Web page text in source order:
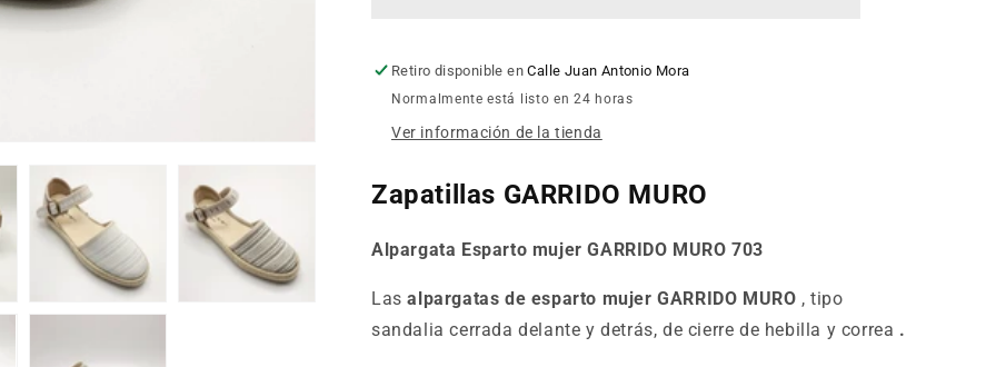
Retiro disponible enCalle Juan Antonio Mora
Normalmente está listo en 24 horas
Ver información de la tienda
Zapatillas GARRIDO MURO
Alpargata Esparto mujer GARRIDO MURO 703
Lasalpargatas de esparto mujer GARRIDO MURO , tipo
sandalia cerrada delante y detrás, de cierre de hebilla y correa .